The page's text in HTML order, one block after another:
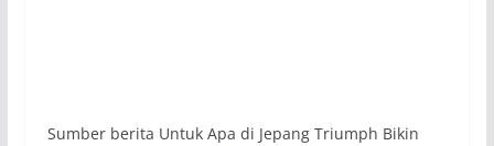
Sumber berita Untuk Apa di Jepang Triumph Bikin